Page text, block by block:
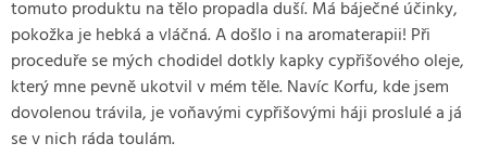
tomuto produktu na tělo propadla duší. Má báječné účinky,
pokožka je hebká a vláčná. A došlo i na aromaterapii! Při
proceduře se mých chodidel dotkly kapky cypřišového oleje,
který mne pevně ukotvil v mém těle. Navíc Korfu, kde jsem
dovolenou trávila, je voňavými cypřišovými háji proslulé a já
se v nich ráda toulám.